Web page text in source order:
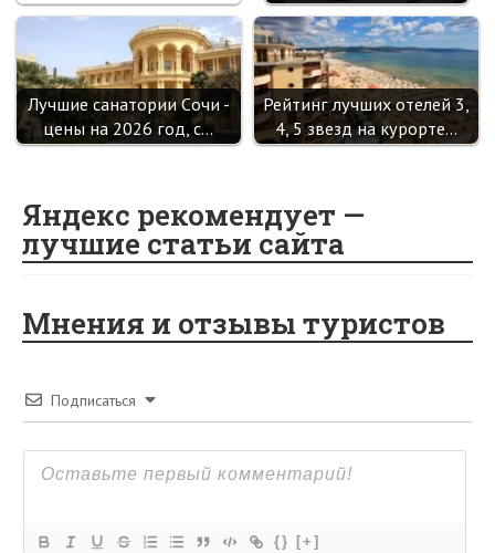
Лучшие санатории Cочи -
цены на 2026 год, с…
Рейтинг лучших отелей 3,
4, 5 звезд на курорте…
Яндекс рекомендует —
лучшие статьи сайта
Мнения и отзывы туристов
Подписаться
{} [+]